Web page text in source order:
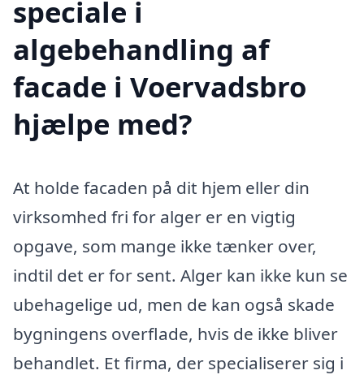
speciale i
algebehandling af
facade i Voervadsbro
hjælpe med?
At holde facaden på dit hjem eller din
virksomhed fri for alger er en vigtig
opgave, som mange ikke tænker over,
indtil det er for sent. Alger kan ikke kun se
ubehagelige ud, men de kan også skade
bygningens overflade, hvis de ikke bliver
behandlet. Et firma, der specialiserer sig i